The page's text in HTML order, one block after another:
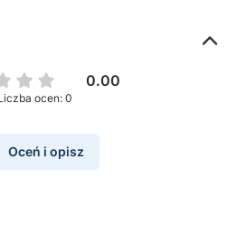
0.00
ocen: 0
Oceń i opisz